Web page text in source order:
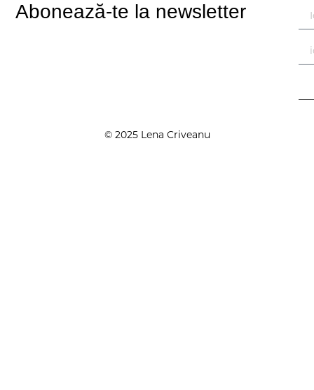
Abonează-te la newsletter
© 2025 Lena Criveanu